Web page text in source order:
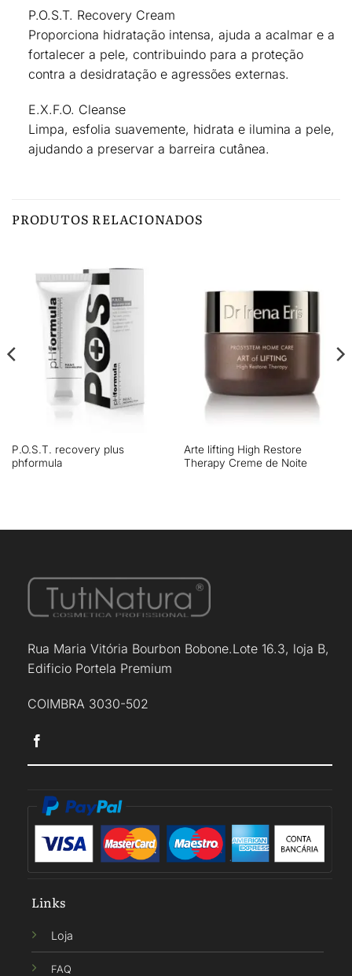
P.O.S.T. Recovery Cream
Proporciona hidratação intensa, ajuda a acalmar e a
fortalecer a pele, contribuindo para a proteção
contra a desidratação e agressões externas.
E.X.F.O. Cleanse
Limpa, esfolia suavemente, hidrata e ilumina a pele,
ajudando a preservar a barreira cutânea.
PRODUTOS RELACIONADOS
P.O.S.T. recovery plus
phformula
Arte lifting High Restore
Therapy Creme de Noite
Rua Maria Vitória Bourbon Bobone.Lote 16.3, loja B,
Edificio Portela Premium
COIMBRA 3030-502
Links
Loja
FAQ